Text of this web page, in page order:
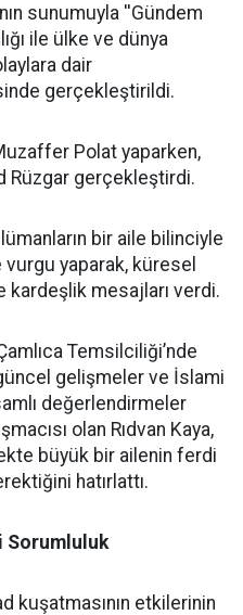
sunumuyla ''Gündem
ile ülke ve dünya
dair
gerçekleştirildi.
Polat yaparken,
Rüzgar gerçekleştirdi.
bir aile bilinciyle
yaparak, küresel
kardeşlik mesajları verdi.
Temsilciliği’nde
gelişmeler ve İslami
değerlendirmeler
olan Rıdvan Kaya,
büyük bir ailenin ferdi
hatırlattı.
Sorumluluk
kuşatmasının etkilerinin